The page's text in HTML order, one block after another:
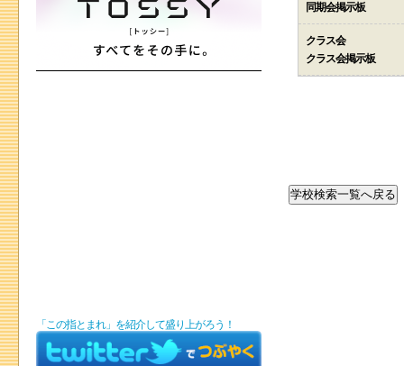
同期会掲示板
クラス会
クラス会掲示板
「この指とまれ」を紹介して盛り上がろう！